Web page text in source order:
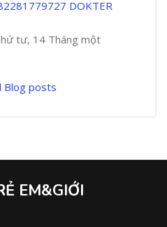
DOKTER
tư, 14 Tháng một
Blog posts
EM&GIỚI